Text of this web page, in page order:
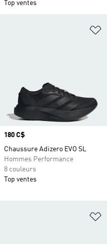
Top ventes
Prix
180 C$
Chaussure Adizero EVO SL
Hommes Performance
8 couleurs
Top ventes